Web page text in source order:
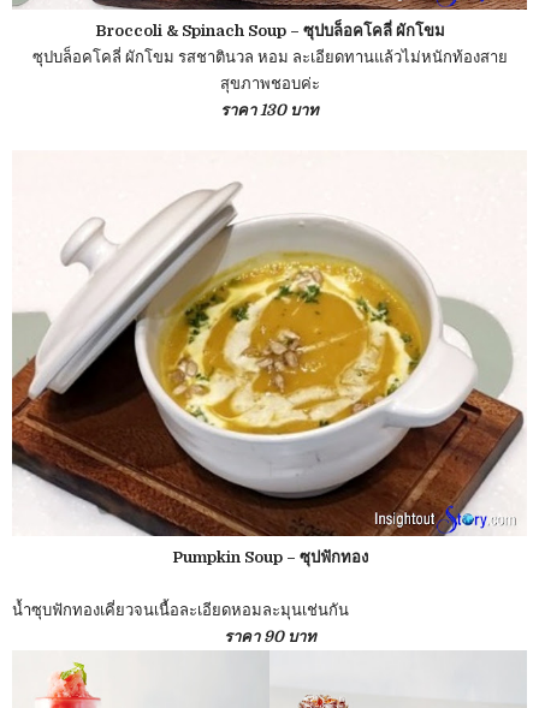
Broccoli & Spinach Soup – ซุปบล็อคโคลี่ ผักโขม
ซุปบล็อคโคลี่ ผักโขม รสชาตินวล หอม ละเอียดทานแล้วไม่หนักท้องสาย
สุขภาพชอบค่ะ
ราคา 130 บาท
Pumpkin Soup – ซุปฟักทอง
น้ำซุบฟักทองเคี่ยวจนเนื้อละเอียดหอมละมุนเช่นกัน
ราคา 90 บาท